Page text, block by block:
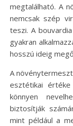
megtalálható. A
nemcsak szép
teszi. A
gyakran
hosszú ideig
A
esztétikai
könnyen
biztosítják
mint például a